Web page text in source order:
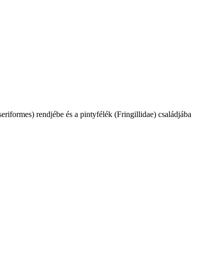
rendjébe és a pintyfélék (Fringillidae) családjába